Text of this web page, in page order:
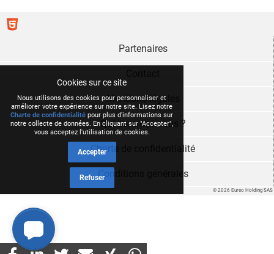
Cookies sur ce site
Nous utilisons des cookies pour personnaliser et
améliorer votre expérience sur notre site. Lisez notre
Charte de confidentialité pour plus d'informations sur
notre collecte de données. En cliquant sur "Accepter",
vous acceptez l'utilisation de cookies.
Accepter
Refuser
© 2026 Eureo Holding SAS
Partenaires
Mentions légales
Qui sommes nous ?
Charte de confidentialité
Conditions générales